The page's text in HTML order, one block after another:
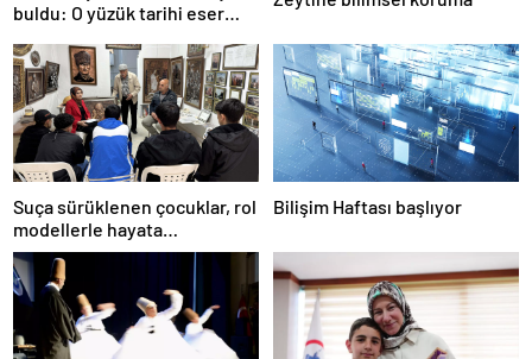
buldu: O yüzük tarihi eser
Suça sürüklenen çocuklar, rol
modellerle hayata
hazırlanıyor
Bilişim Haftası başlıyor